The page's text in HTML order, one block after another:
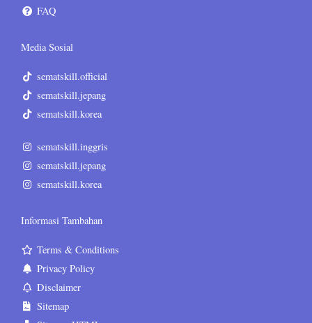
FAQ
Media Sosial
sematskill.official
sematskill.jepang
sematskill.korea
sematskill.inggris
sematskill.jepang
sematskill.korea
Informasi Tambahan
Terms & Conditions
Privacy Policy
Disclaimer
Sitemap